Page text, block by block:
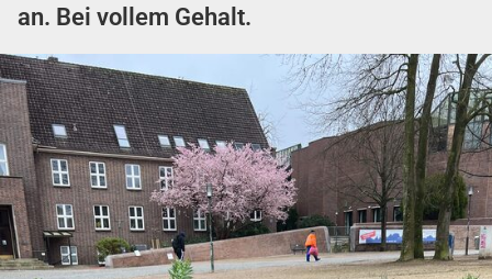
an. Bei vollem Gehalt.